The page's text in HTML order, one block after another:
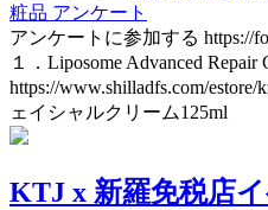
粧品 アンケート
アンケートに参加する https://
１．Liposome Advanced Repair
https://www.shilladfs.com/
ェイシャルクリーム125ml
KTJ x 新羅免税店